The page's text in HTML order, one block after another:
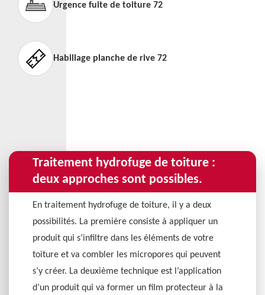
Urgence fuite de toiture 72
Habillage planche de rive 72
Traitement hydrofuge de toiture :
deux approches sont possibles.
En traitement hydrofuge de toiture, il y a deux
possibilités. La première consiste à appliquer un
produit qui s’infiltre dans les éléments de votre
toiture et va combler les micropores qui peuvent
s’y créer. La deuxième technique est l’application
d’un produit qui va former un film protecteur à la